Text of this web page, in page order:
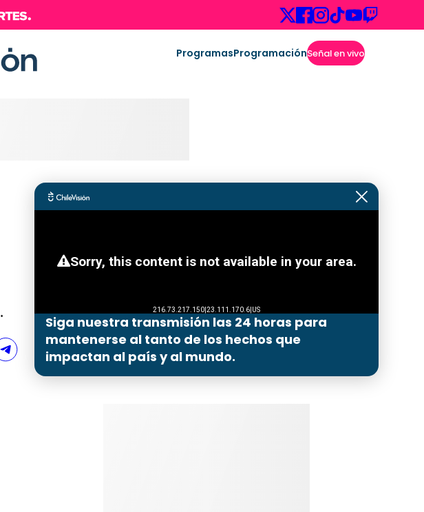
ProgramasProgramaciónSeñal en vivo
Siga nuestra transmisión las 24 horas para
mantenerse al tanto de los hechos que
impactan al país y al mundo.